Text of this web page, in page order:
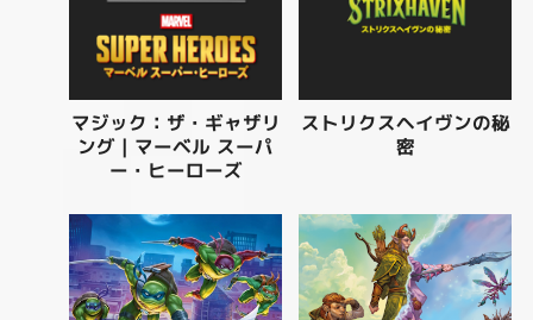
マジック：ザ・ギャザリ
ング｜マーベル スーパ
ー・ヒーローズ
ストリクスヘイヴンの秘
密